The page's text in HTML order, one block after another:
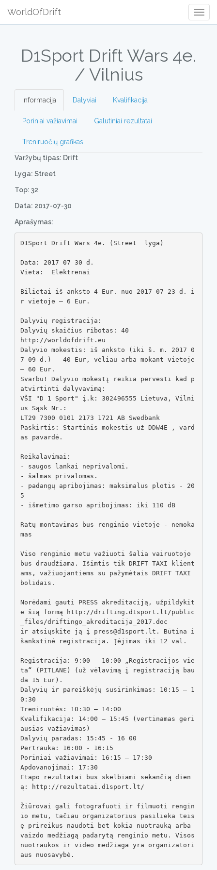
WorldOfDrift
D1Sport Drift Wars 4e.
/ Vilnius
Informacija Dalyviai Kvalifikacija
Poriniai važiavimai Galutiniai rezultatai
Treniruočių grafikas
Varžybų tipas: Drift
Lyga: Street
Top: 32
Data: 2017-07-30
Aprašymas:
D1Sport Drift Wars 4e. (Street  lyga)
Data: 2017 07 30 d.
Vieta:  Elektrenai
Bilietai iš anksto 4 Eur. nuo 2017 07 23 d. i
r vietoje – 6 Eur.
Dalyvių registracija:
Dalyvių skaičius ribotas: 40
http://worldofdrift.eu
Dalyvio mokestis: iš anksto (iki š. m. 2017 0
7 09 d.) – 40 Eur, vėliau arba mokant vietoje
– 60 Eur.
Svarbu! Dalyvio mokestį reikia pervesti kad p
atvirtinti dalyvavimą:
VŠI "D 1 Sport" į.k: 302496555 Lietuva, Vilni
us Sąsk Nr.:
LT29 7300 0101 2173 1721 AB Swedbank
Paskirtis: Startinis mokestis už DDW4E , vard
as pavardė.
Reikalavimai:
- saugos lankai neprivalomi.
- šalmas privalomas.
- padangų apribojimas: maksimalus plotis - 20
5
- išmetimo garso apribojimas: iki 110 dB
Ratų montavimas bus renginio vietoje - nemoka
mas
Viso renginio metu važiuoti šalia vairuotojo
bus draudžiama. Išimtis tik DRIFT TAXI klient
ams, važiuojantiems su pažymėtais DRIFT TAXI
bolidais.
Norėdami gauti PRESS akreditaciją, užpildykit
e šią formą http://drifting.d1sport.lt/public
_files/driftingo_akreditacija_2017.doc
ir atsiųskite ją į press@d1sport.lt. Būtina i
šankstinė registracija. Įėjimas iki 12 val.
Registracija: 9:00 – 10:00 „Registracijos vie
ta“ (PITLANE) (už vėlavimą į registraciją bau
da 15 Eur).
Dalyvių ir pareiškėjų susirinkimas: 10:15 – 1
0:30
Treniruotės: 10:30 – 14:00
Kvalifikacija: 14:00 – 15:45 (vertinamas geri
ausias važiavimas)
Dalyvių paradas: 15:45 - 16 00
Pertrauka: 16:00 - 16:15
Poriniai važiavimai: 16:15 – 17:30
Apdovanojimai: 17:30
Etapo rezultatai bus skelbiami sekančią dien
ą: http://rezultatai.d1sport.lt/
Žiūrovai gali fotografuoti ir filmuoti rengin
io metu, tačiau organizatorius pasilieka teis
ę prireikus naudoti bet kokia nuotrauką arba
vaizdo medžiagą padarytą renginio metu. Visos
nuotraukos ir video medžiaga yra organizatori
aus nuosavybė.